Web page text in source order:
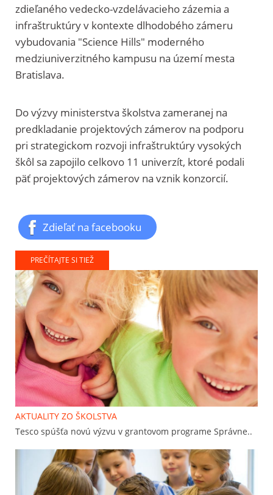
zdieľaného vedecko-vzdelávacieho zázemia a
infraštruktúry v kontexte dlhodobého zámeru
vybudovania "Science Hills" moderného
medziuniverzitného kampusu na území mesta
Bratislava.
Do výzvy ministerstva školstva zameranej na
predkladanie projektových zámerov na podporu
pri strategickom rozvoji infraštruktúry vysokých
škôl sa zapojilo celkovo 11 univerzít, ktoré podali
päť projektových zámerov na vznik konzorcií.
Zdieľať na facebooku
PREČÍTAJTE SI TIEŽ
AKTUALITY ZO ŠKOLSTVA
Tesco spúšťa novú výzvu v grantovom programe Správne..